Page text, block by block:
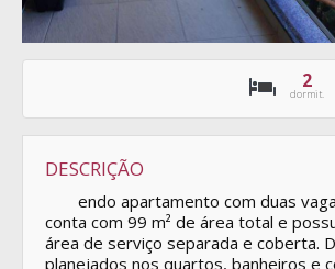
2
dormit.
DESCRIÇÃO
endo apartamento com duas
conta com 99 m² de área total e
área de serviço separada e coberta.
planejados nos quartos, banheiros e